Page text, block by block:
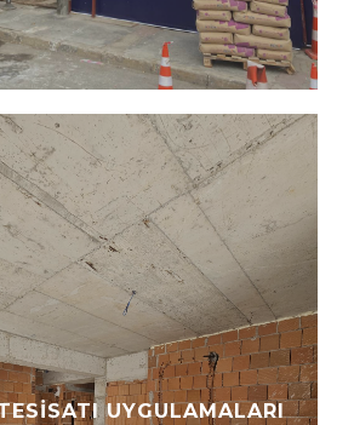
UYGULAMALARI